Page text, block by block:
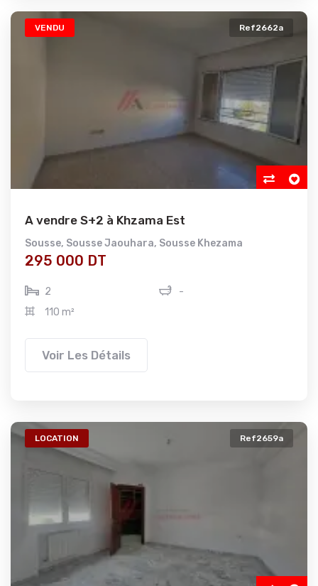
VENDU Ref2662a
A vendre S+2 à Khzama Est
Sousse, Sousse Jaouhara, Sousse Khezama
295 000 DT
2
-
110 m²
Voir Les Détails
LOCATION Ref2659a